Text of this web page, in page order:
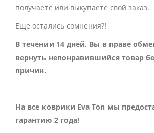
получаете или выкупаете свой заказ.
Еще остались сомнения?!
В течении 14 дней, Вы в праве
вернуть непонравившийся товар
причин.
На все коврики Eva Ton мы
гарантию 2 года!